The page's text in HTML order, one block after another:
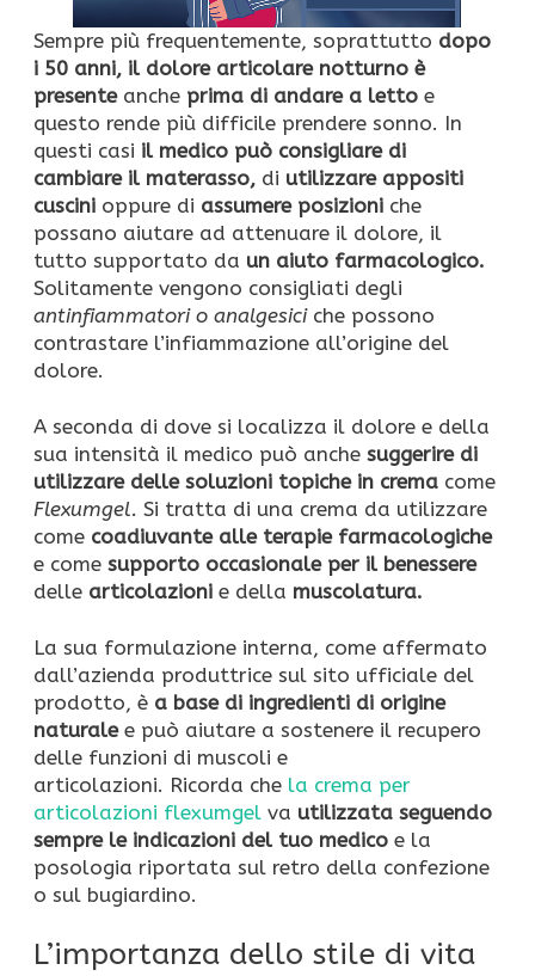
Sempre più frequentemente, soprattutto dopo
i 50 anni, il dolore articolare notturno è
presenteanche prima di andare a letto e
questo rende più difficile prendere sonno. In
questi casi il medico può consigliare di
cambiare il materasso, di utilizzare appositi
cuscini oppure di assumere posizioni che
possano aiutare ad attenuare il dolore, il
tutto supportato da un aiuto farmacologico.
Solitamente vengono consigliati degli
antinfiammatori o analgesiciche possono
contrastare l’infiammazione all’origine del
dolore.
A seconda di dove si localizza il dolore e della
sua intensità il medico può anche suggerire di
utilizzare delle soluzioni topiche in crema come
Flexumgel. Si tratta di una crema da utilizzare
come coadiuvante alle terapie farmacologiche
e come supporto occasionale per il benessere
delle articolazioni e della muscolatura.
La sua formulazione interna, come affermato
dall’azienda produttrice sul sito ufficiale del
prodotto, è a base di ingredienti di origine
naturalee può aiutare a sostenere il recupero
delle funzioni di muscoli e
articolazioni. Ricorda che la crema per
articolazioni flexumgel va utilizzata seguendo
sempre le indicazioni del tuo medico e la
posologia riportata sul retro della confezione
o sul bugiardino.
L’importanza dello stile di vita